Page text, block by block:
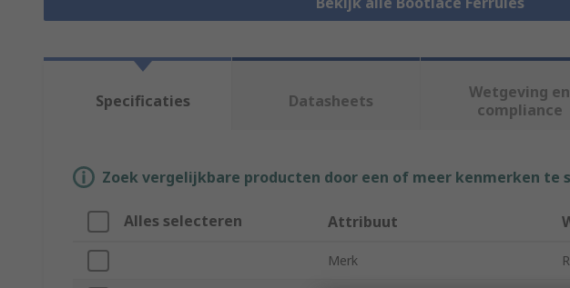
Specificaties Datasheets
Wetgeving en
compliance
Zoek vergelijkbare producten door een of meer kenmerken te
Alles selecteren Attribuut
Merk